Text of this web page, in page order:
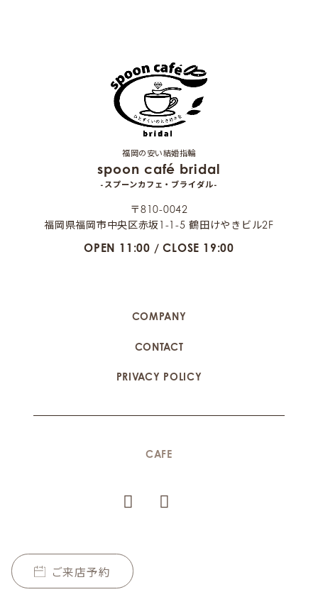
ご来店予約
福岡の安い結婚指輪
spoon café bridal
-スプーンカフェ・ブライダル-
〒810-0042
福岡県福岡市中央区赤坂1-1-5 鶴田けやきビル2F
OPEN 11:00 / CLOSE 19:00
COMPANY
CONTACT
PRIVACY POLICY
CAFE